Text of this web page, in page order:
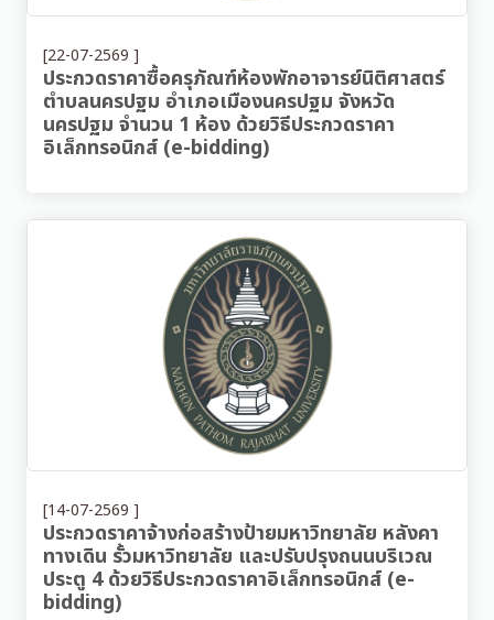
[22-07-2569 ]
ประกวดราคาซื้อครุภัณฑ์ห้องพักอาจารย์นิติศาสตร์
ตำบลนครปฐม อำเภอเมืองนครปฐม จังหวัด
นครปฐม จำนวน 1 ห้อง ด้วยวิธีประกวดราคา
อิเล็กทรอนิกส์ (e-bidding)
[14-07-2569 ]
ประกวดราคาจ้างก่อสร้างป้ายมหาวิทยาลัย หลังคา
ทางเดิน รั้วมหาวิทยาลัย และปรับปรุงถนนบริเวณ
ประตู 4 ด้วยวิธีประกวดราคาอิเล็กทรอนิกส์ (e-
bidding)